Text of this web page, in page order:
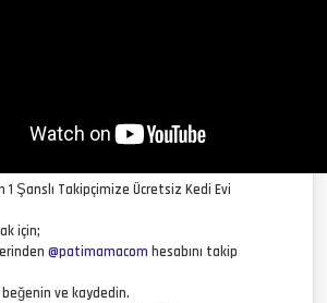
1 Şanslı Takipçimize Ücretsiz Kedi Evi
için;
@patimamacom hesabını takip
ve kaydedin.